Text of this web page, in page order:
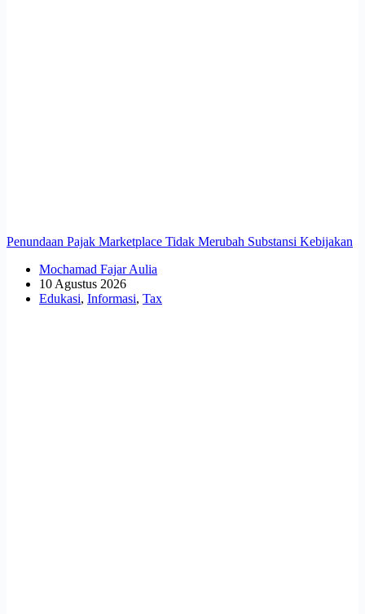
Penundaan Pajak Marketplace Tidak Merubah Substansi Kebijakan
Mochamad Fajar Aulia
10 Agustus 2026
Edukasi, Informasi, Tax